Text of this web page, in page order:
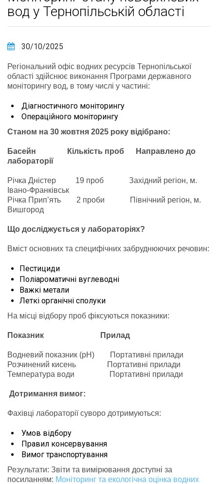
вод у Тернопільській області
30/10/2025
Регіональний офіс водних ресурсів Тернопільської
області здійснює виконання Програми державного
моніторингу вод, в тому числі у частині:
Діагностичного моніторингу
Операційного моніторингу
Станом на 30 жовтня 2025 року відібрано:
Басейн
Кількість проб Направлено до
лабораторії
Річка Дністер 19 проб Західний регіон, м.
Івано-Франківськ
Річка Прип’ять 2 проби Північний регіон, м.
Вишгород
Що досліджується у лабораторіях?
Вміст основних та специфічних забруднюючих речовин:
Пестициди
Поліароматичні вуглеводні
Важкі метали
Леткі органічні сполуки
На місці відбору проб фіксуються показники:
Показник Прилад
Водневий показник (pH) Портативні прилади
Розчинений кисень Портативні прилади
Температура води Портативні прилади
Дотримання вимог:
Фахівці лабораторії суворо дотримуються:
Умов відбору
Правил консервування
Вимог транспортування
Результати: Звіти та вимірювання доступні за
посиланням: Моніторинг та екологічна оцінка водних